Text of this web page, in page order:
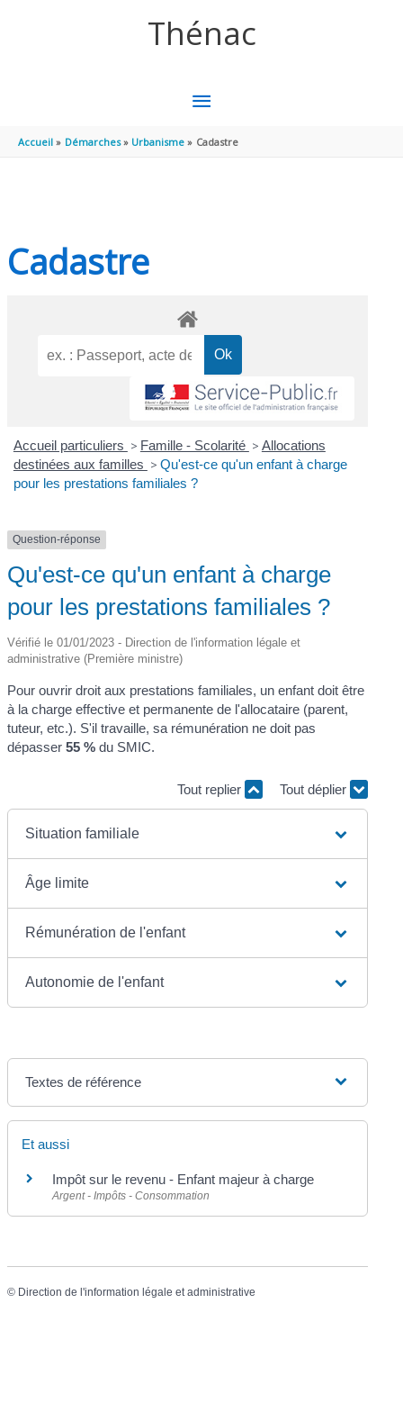
Thénac
MENU
PRINCIPAL
Accueil Démarches Urbanisme Cadastre
Cadastre
Accueil particuliers > Famille - Scolarité > Allocations
destinées aux familles > Qu'est-ce qu'un enfant à charge
pour les prestations familiales ?
Question-réponse
Qu'est-ce qu'un enfant à charge
pour les prestations familiales ?
Vérifié le 01/01/2023 - Direction de l'information légale et
administrative (Première ministre)
Pour ouvrir droit aux prestations familiales, un enfant doit être
à la charge effective et permanente de l'allocataire (parent,
tuteur, etc.). S'il travaille, sa rémunération ne doit pas
dépasser55 % du SMIC.
Tout replier Tout déplier
Situation familiale
Âge limite
Rémunération de l'enfant
Autonomie de l'enfant
Textes de référence
Et aussi
Impôt sur le revenu - Enfant majeur à charge
Argent - Impôts - Consommation
© Direction de l'information légale et administrative